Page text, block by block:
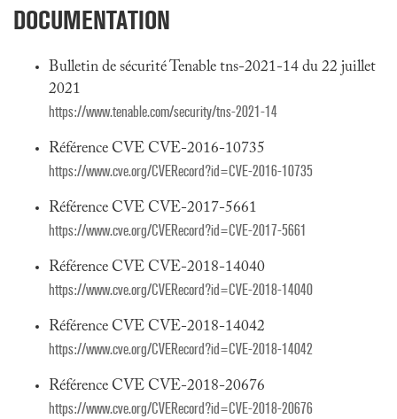
DOCUMENTATION
Bulletin de sécurité Tenable tns-2021-14 du 22 juillet
2021
https://www.tenable.com/security/tns-2021-14
Référence CVE CVE-2016-10735
https://www.cve.org/CVERecord?id=CVE-2016-10735
Référence CVE CVE-2017-5661
https://www.cve.org/CVERecord?id=CVE-2017-5661
Référence CVE CVE-2018-14040
https://www.cve.org/CVERecord?id=CVE-2018-14040
Référence CVE CVE-2018-14042
https://www.cve.org/CVERecord?id=CVE-2018-14042
Référence CVE CVE-2018-20676
https://www.cve.org/CVERecord?id=CVE-2018-20676